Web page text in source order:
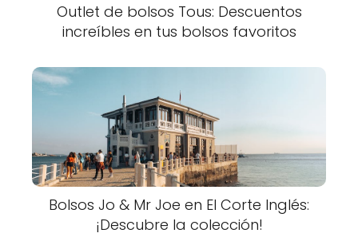
Outlet de bolsos Tous: Descuentos
increíbles en tus bolsos favoritos
Bolsos Jo & Mr Joe en El Corte Inglés:
¡Descubre la colección!